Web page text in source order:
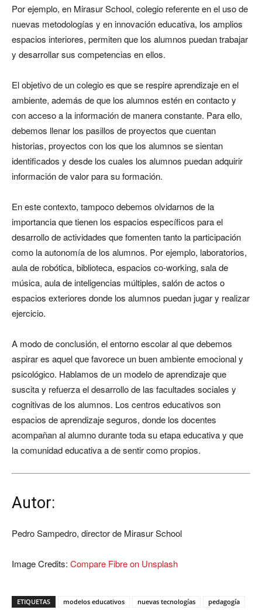
Por ejemplo, en Mirasur School, colegio referente en el uso de
nuevas metodologías y en innovación educativa, los amplios
espacios interiores, permiten que los alumnos puedan trabajar
y desarrollar sus competencias en ellos.
El objetivo de un colegio es que se respire aprendizaje en el
ambiente, además de que los alumnos estén en contacto y
con acceso a la información de manera constante. Para ello,
debemos llenar los pasillos de proyectos que cuentan
historias, proyectos con los que los alumnos se sientan
identificados y desde los cuales los alumnos puedan adquirir
información de valor para su formación.
En este contexto, tampoco debemos olvidarnos de la
importancia que tienen los espacios específicos para el
desarrollo de actividades que fomenten tanto la participación
como la autonomía de los alumnos. Por ejemplo, laboratorios,
aula de robótica, biblioteca, espacios co-working, sala de
música, aula de inteligencias múltiples, salón de actos o
espacios exteriores donde los alumnos puedan jugar y realizar
ejercicio.
A modo de conclusión, el entorno escolar al que debemos
aspirar es aquel que favorece un buen ambiente emocional y
psicológico. Hablamos de un modelo de aprendizaje que
suscita y refuerza el desarrollo de las facultades sociales y
cognitivas de los alumnos. Los centros educativos son
espacios de aprendizaje seguros, donde los docentes
acompañan al alumno durante toda su etapa educativa y que
la comunidad educativa a de sentir como propios.
Autor:
Pedro Sampedro, director de Mirasur School
Image Credits: Compare Fibre on Unsplash
ETIQUETAS modelos educativos nuevas tecnologías pedagogía